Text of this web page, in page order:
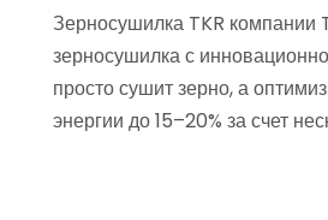
Зерносушилка TKR
зерносушилка с
просто сушит зерно, а
энергии до 15–20% за счет